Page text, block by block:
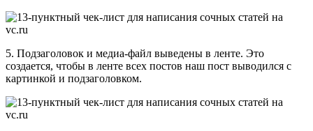
5. Подзаголовок и медиа-файл выведены в ленте. Это
создается, чтобы в ленте всех постов наш пост выводился с
картинкой и подзаголовком.